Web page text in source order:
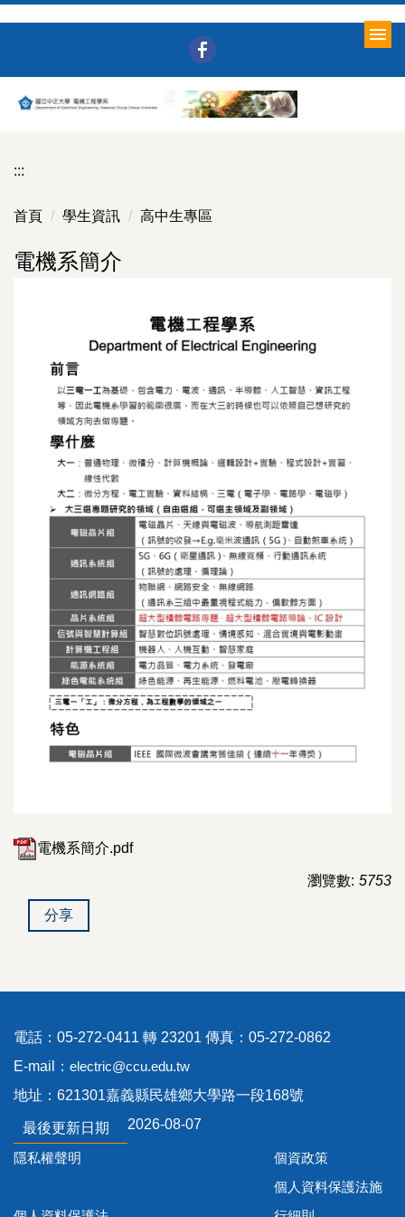
要
內
:::
首頁 學生資訊 高中生專區
電機系簡介
電機系簡介.pdf
瀏覽數: 5753
分享
電話：05-272-0411 轉 23201 傳真：05-272-0862
E-mail： electric@ccu.edu.tw
地址：621301嘉義縣民雄鄉大學路一段168號
最後更新日期 2026-08-07
隱私權聲明 個資政策
個人資料保護法施